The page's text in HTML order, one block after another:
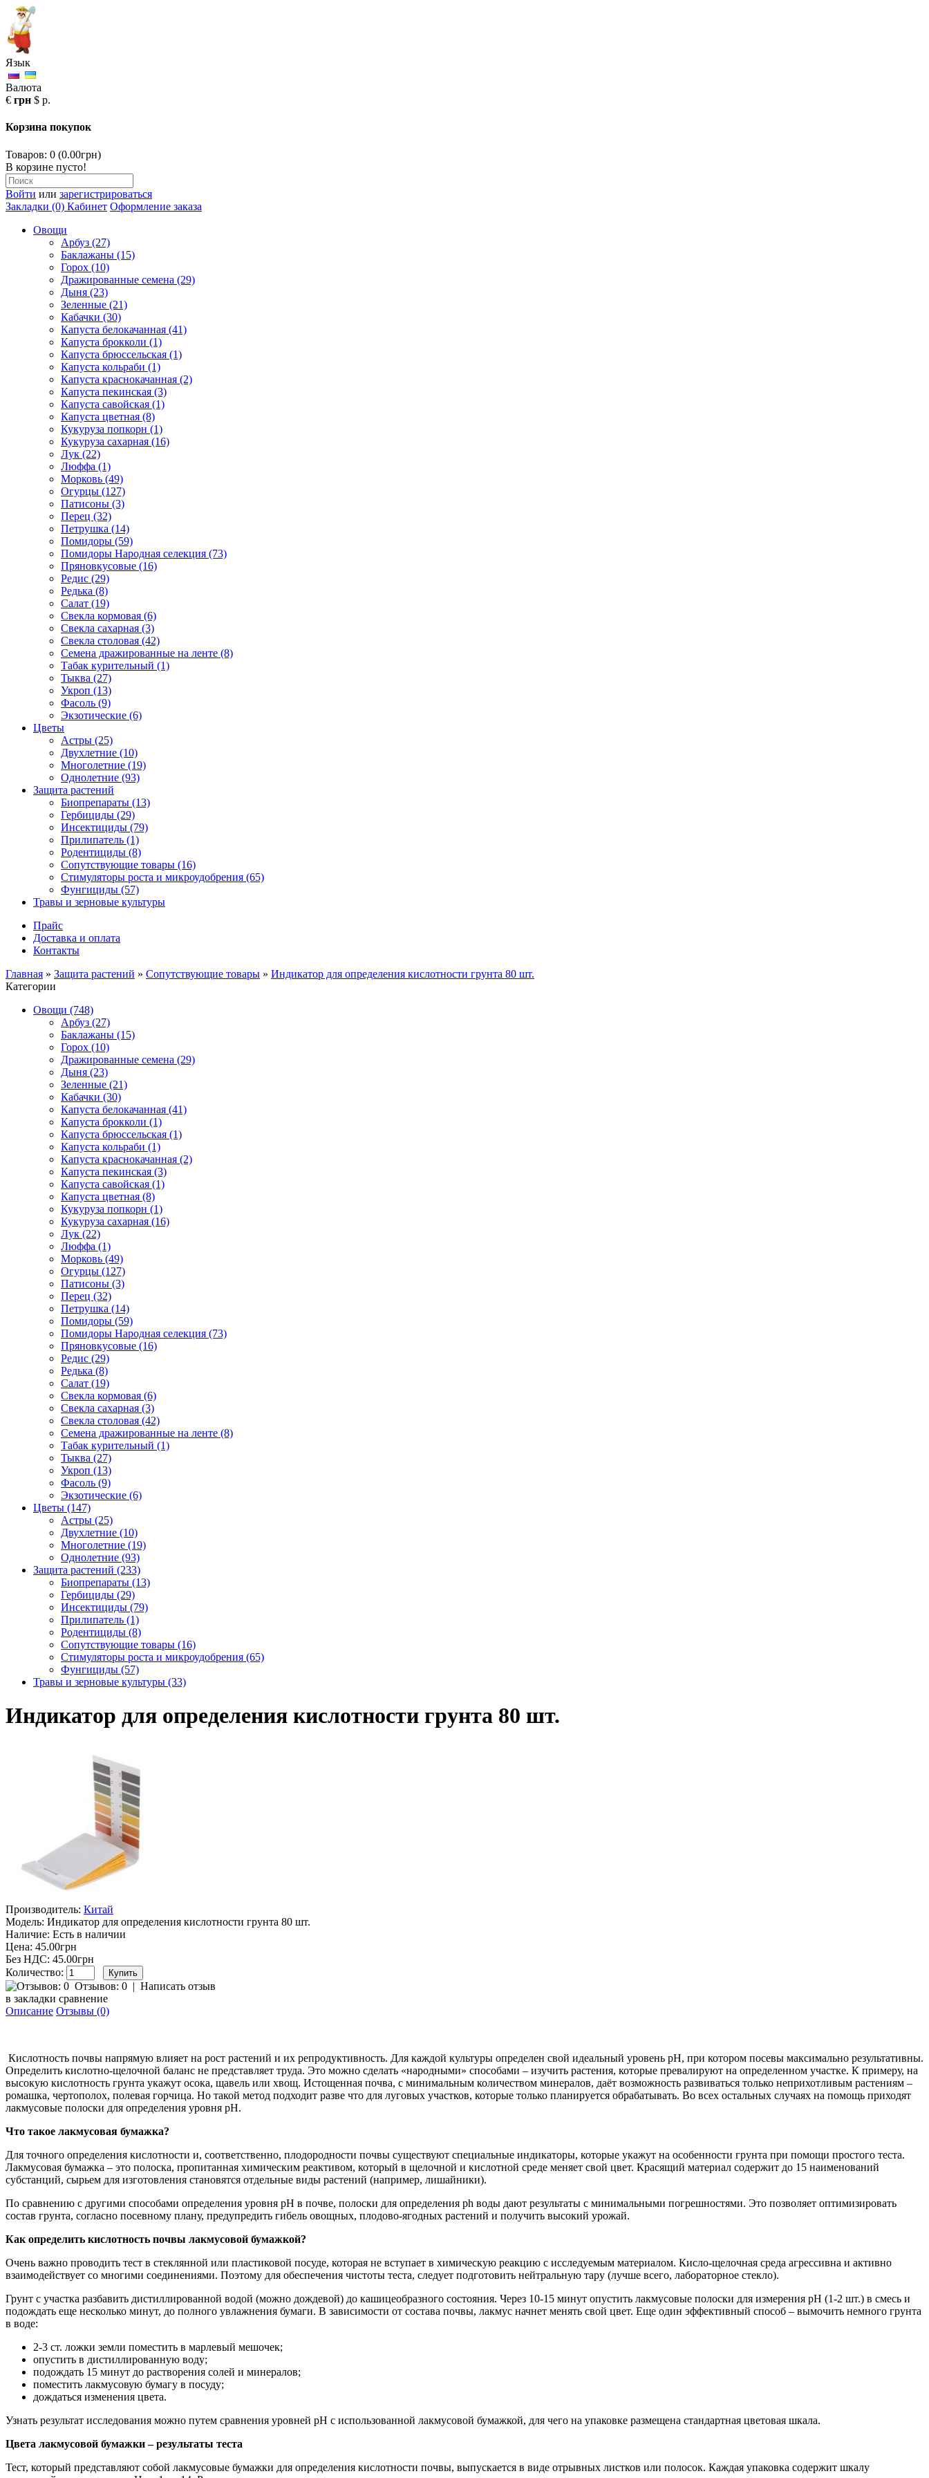
Язык
Валюта
€ грн $ р.
Корзина покупок
Товаров: 0 (0.00грн)
В корзине пусто!
Войти или зарегистрироваться
Закладки (0) Кабинет Оформление заказа
Овощи
Арбуз (27)
Баклажаны (15)
Горох (10)
Дражированные семена (29)
Дыня (23)
Зеленные (21)
Кабачки (30)
Капуста белокачанная (41)
Капуста брокколи (1)
Капуста брюссельская (1)
Капуста кольраби (1)
Капуста краснокачанная (2)
Капуста пекинская (3)
Капуста савойская (1)
Капуста цветная (8)
Кукуруза попкорн (1)
Кукуруза сахарная (16)
Лук (22)
Люффа (1)
Морковь (49)
Огурцы (127)
Патисоны (3)
Перец (32)
Петрушка (14)
Помидоры (59)
Помидоры Народная селекция (73)
Пряновкусовые (16)
Редис (29)
Редька (8)
Салат (19)
Свекла кормовая (6)
Свекла сахарная (3)
Свекла столовая (42)
Семена дражированные на ленте (8)
Табак курительный (1)
Тыква (27)
Укроп (13)
Фасоль (9)
Экзотические (6)
Цветы
Астры (25)
Двухлетние (10)
Многолетние (19)
Однолетние (93)
Защита растений
Биопрепараты (13)
Гербициды (29)
Инсектициды (79)
Прилипатель (1)
Родентициды (8)
Сопутствующие товары (16)
Стимуляторы роста и микроудобрения (65)
Фунгициды (57)
Травы и зерновые культуры
Прайс
Доставка и оплата
Контакты
Главная » Защита растений » Сопутствующие товары » Индикатор для определения кислотности грунта 80 шт.
Категории
Овощи (748)
Арбуз (27)
Баклажаны (15)
Горох (10)
Дражированные семена (29)
Дыня (23)
Зеленные (21)
Кабачки (30)
Капуста белокачанная (41)
Капуста брокколи (1)
Капуста брюссельская (1)
Капуста кольраби (1)
Капуста краснокачанная (2)
Капуста пекинская (3)
Капуста савойская (1)
Капуста цветная (8)
Кукуруза попкорн (1)
Кукуруза сахарная (16)
Лук (22)
Люффа (1)
Морковь (49)
Огурцы (127)
Патисоны (3)
Перец (32)
Петрушка (14)
Помидоры (59)
Помидоры Народная селекция (73)
Пряновкусовые (16)
Редис (29)
Редька (8)
Салат (19)
Свекла кормовая (6)
Свекла сахарная (3)
Свекла столовая (42)
Семена дражированные на ленте (8)
Табак курительный (1)
Тыква (27)
Укроп (13)
Фасоль (9)
Экзотические (6)
Цветы (147)
Астры (25)
Двухлетние (10)
Многолетние (19)
Однолетние (93)
Защита растений (233)
Биопрепараты (13)
Гербициды (29)
Инсектициды (79)
Прилипатель (1)
Родентициды (8)
Сопутствующие товары (16)
Стимуляторы роста и микроудобрения (65)
Фунгициды (57)
Травы и зерновые культуры (33)
Индикатор для определения кислотности грунта 80 шт.
Производитель: Китай
Модель: Индикатор для определения кислотности грунта 80 шт.
Наличие: Есть в наличии
Цена: 45.00грн
Без НДС: 45.00грн
Количество:
Отзывов: 0 | Написать отзыв
в закладки сравнение
Описание Отзывы (0)
Кислотность почвы напрямую влияет на рост растений и их репродуктивность. Для каждой культуры определен свой идеальный уровень pH, при котором посевы максимально результативны.
Определить кислотно-щелочной баланс не представляет труда. Это можно сделать «народными» способами – изучить растения, которые превалируют на определенном участке. К примеру, на
высокую кислотность грунта укажут осока, щавель или хвощ. Истощенная почва, с минимальным количеством минералов, даёт возможность развиваться только неприхотливым растениям –
ромашка, чертополох, полевая горчица. Но такой метод подходит разве что для луговых участков, которые только планируется обрабатывать. Во всех остальных случаях на помощь приходят
лакмусовые полоски для определения уровня рН.
Что такое лакмусовая бумажка?
Для точного определения кислотности и, соответственно, плодородности почвы существуют специальные индикаторы, которые укажут на особенности грунта при помощи простого теста.
Лакмусовая бумажка – это полоска, пропитанная химическим реактивом, который в щелочной и кислотной среде меняет свой цвет. Красящий материал содержит до 15 наименований
субстанций, сырьем для изготовления становятся отдельные виды растений (например, лишайники).
По сравнению с другими способами определения уровня pH в почве, полоски для определения ph воды дают результаты с минимальными погрешностями. Это позволяет оптимизировать
состав грунта, согласно посевному плану, предупредить гибель овощных, плодово-ягодных растений и получить высокий урожай.
Как определить кислотность почвы лакмусовой бумажкой?
Очень важно проводить тест в стеклянной или пластиковой посуде, которая не вступает в химическую реакцию с исследуемым материалом. Кисло-щелочная среда агрессивна и активно
взаимодействует со многими соединениями. Поэтому для обеспечения чистоты теста, следует подготовить нейтральную тару (лучше всего, лабораторное стекло).
Грунт с участка разбавить дистиллированной водой (можно дождевой) до кашицеобразного состояния. Через 10-15 минут опустить лакмусовые полоски для измерения pH (1-2 шт.) в смесь и
подождать еще несколько минут, до полного увлажнения бумаги. В зависимости от состава почвы, лакмус начнет менять свой цвет. Еще один эффективный способ – вымочить немного грунта
в воде:
2-3 ст. ложки земли поместить в марлевый мешочек;
опустить в дистиллированную воду;
подождать 15 минут до растворения солей и минералов;
поместить лакмусовую бумагу в посуду;
дождаться изменения цвета.
Узнать результат исследования можно путем сравнения уровней pH с использованной лакмусовой бумажкой, для чего на упаковке размещена стандартная цветовая шкала.
Цвета лакмусовой бумажки – результаты теста
Тест, который представляют собой лакмусовые бумажки для определения кислотности почвы, выпускается в виде отрывных листков или полосок. Каждая упаковка содержит шкалу